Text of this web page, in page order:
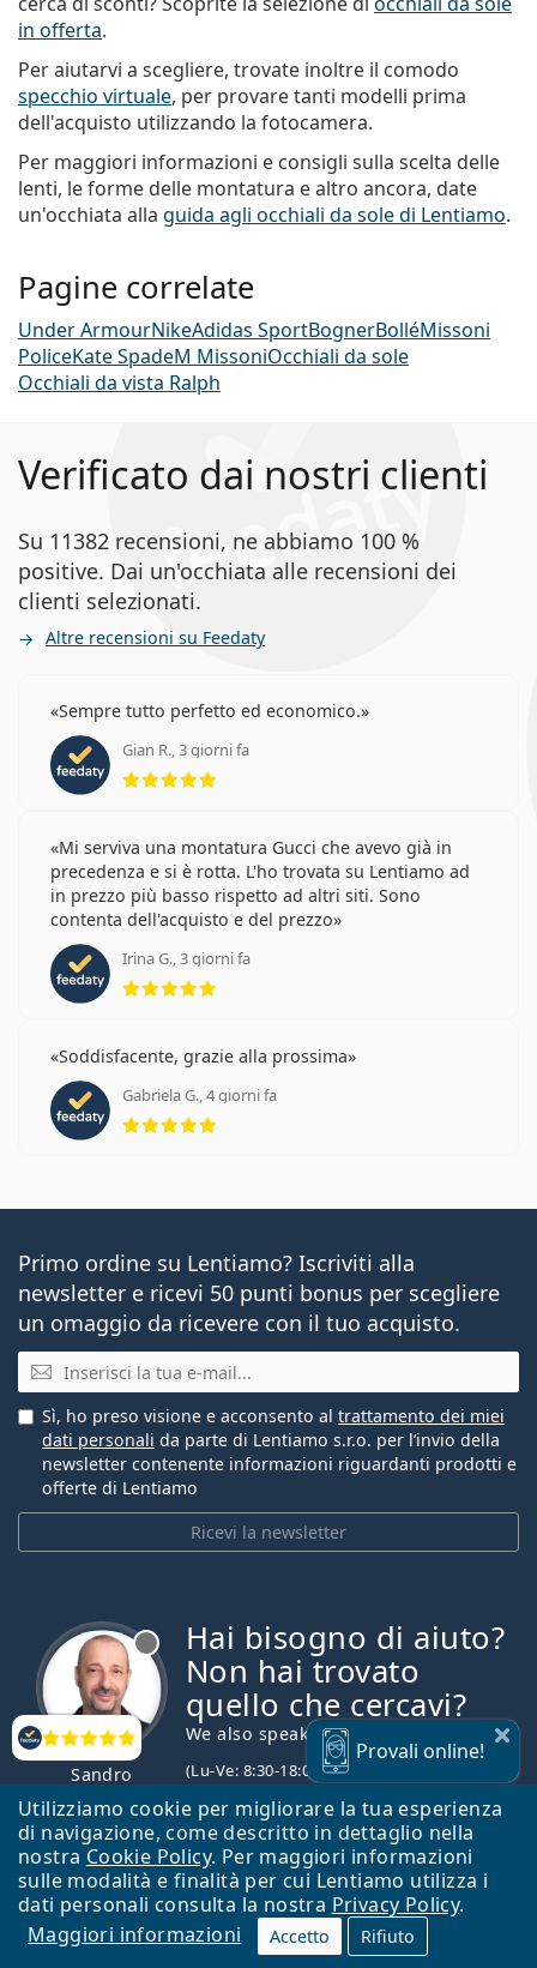
Utilizziamo cookie per migliorare la tua esperienza
di navigazione, come descritto in dettaglio nella
nostra Cookie Policy. Per maggiori informazioni
sulle modalità e finalità per cui Lentiamo utilizza i
dati personali consulta la nostra Privacy Policy.
Maggiori informazioni
Accetto Rifiuto
Valutazione
in offerta.
Per aiutarvi a scegliere, trovate inoltre il comodo
specchio virtuale, per provare tanti modelli prima
dell'acquisto utilizzando la fotocamera.
Per maggiori informazioni e consigli sulla scelta delle
lenti, le forme delle montatura e altro ancora, date
un'occhiata alla guida agli occhiali da sole di Lentiamo.
Pagine correlate
Under ArmourNikeAdidas SportBognerBolléMissoni
PoliceKate SpadeM MissoniOcchiali da sole
Occhiali da vista Ralph
Verificato dai nostri clienti
Su 11382 recensioni, ne abbiamo 100 %
positive. Dai un'occhiata alle recensioni dei
clienti selezionati.
Altre recensioni su Feedaty
Sempre tutto perfetto ed economico.
Gian R., 3 giorni fa
Mi serviva una montatura Gucci che avevo già in
precedenza e si è rotta. L'ho trovata su Lentiamo ad
in prezzo più basso rispetto ad altri siti. Sono
contenta dell'acquisto e del prezzo
Irina G., 3 giorni fa
Soddisfacente, grazie alla prossima
Gabriela G., 4 giorni fa
valutazione 5 di 5
Provali online!
Primo ordine su Lentiamo? Iscriviti alla
newsletter e ricevi 50 punti bonus per scegliere
un omaggio da ricevere con il tuo acquisto.
E-mail
Ricevi la newsletter
Sì, ho preso visione e acconsento al trattamento dei miei
dati personali da parte di Lentiamo s.r.o. per l’invio della
newsletter contenente informazioni riguardanti prodotti e
offerte di Lentiamo
Sandro
servizio clienti
Hai bisogno di aiuto?
Non hai trovato
quello che cercavi?
We also speak English
(Lu-Ve: 8:30-18:00)
0444 1565390
info@lentiamo.it
Shopping on-line